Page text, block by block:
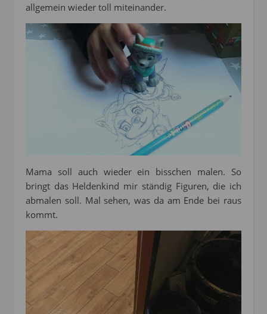
allgemein wieder toll miteinander.
Mama soll auch wieder ein bisschen malen. So
bringt das Heldenkind mir ständig Figuren, die ich
abmalen soll. Mal sehen, was da am Ende bei raus
kommt.